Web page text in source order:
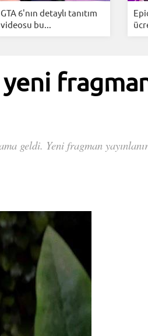
GTA 6'nın detaylı tanıtım
videosu bu...
geldi. Yeni fragman